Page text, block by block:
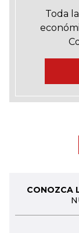
Toda
CONOZCA